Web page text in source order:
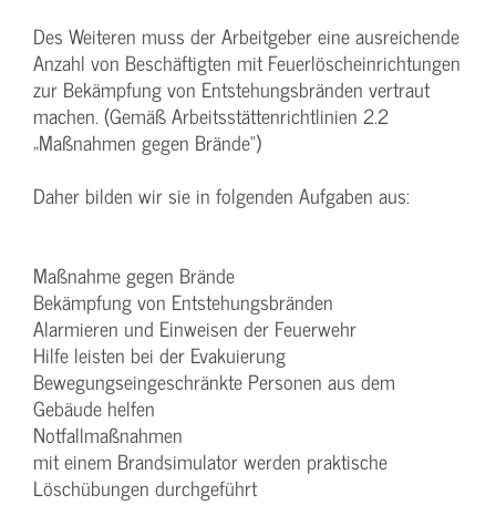
Des Weiteren muss der Arbeitgeber eine ausreichende
Anzahl von Beschäftigten mit Feuerlöscheinrichtungen
zur Bekämpfung von Entstehungsbränden vertraut
machen. (Gemäß Arbeitsstättenrichtlinien 2.2
„Maßnahmen gegen Brände“)
Daher bilden wir sie in folgenden Aufgaben aus:
Maßnahme gegen Brände
Bekämpfung von Entstehungsbränden
Alarmieren und Einweisen der Feuerwehr
Hilfe leisten bei der Evakuierung
Bewegungseingeschränkte Personen aus dem
Gebäude helfen
Notfallmaßnahmen
mit einem Brandsimulator werden praktische
Löschübungen durchgeführt